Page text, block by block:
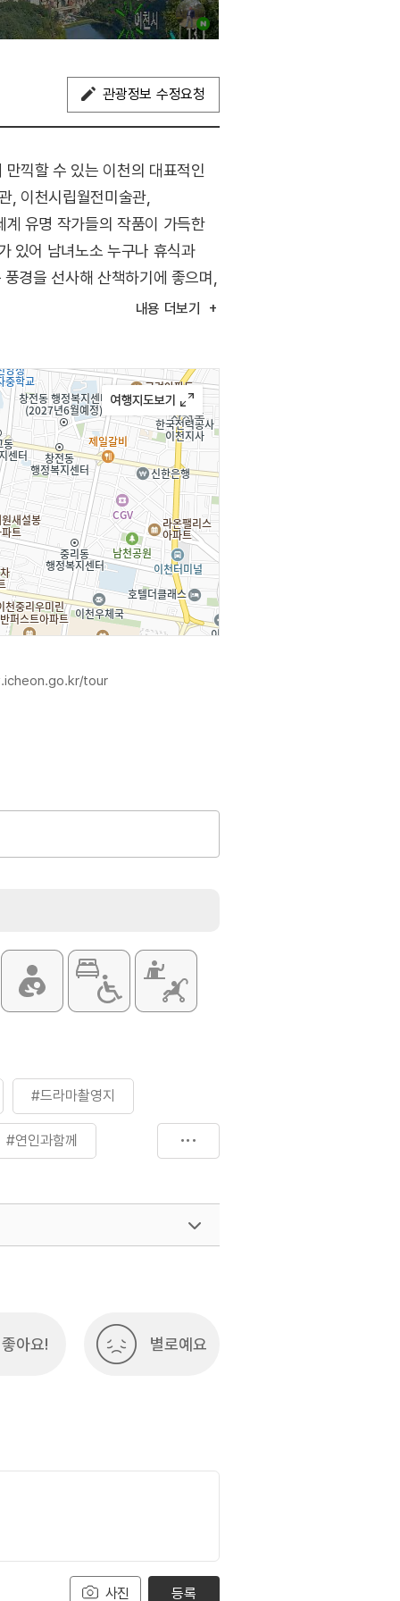
관광정보 수정요청
끽할 수 있는 이천의 대표적인
, 이천시립월전미술관,
유명 작가들의 작품이 가득한
있어 남녀노소 누구나 휴식과
경을 선사해 산책하기에 좋으며,
내용 더보기
tour
#드라마촬영지
#연인과함께
좋아요! 별로예요
사진 등록